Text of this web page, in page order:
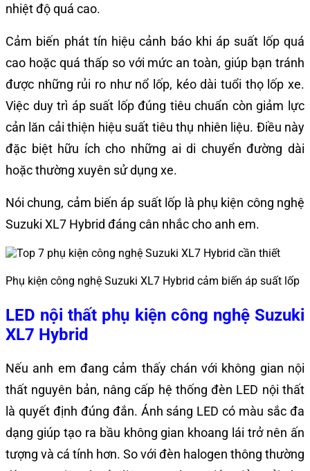
nhiệt độ quá cao.
Cảm biến phát tín hiệu cảnh báo khi áp suất lốp quá
cao hoặc quá thấp so với mức an toàn, giúp bạn tránh
được những rủi ro như nổ lốp, kéo dài tuổi thọ lốp xe.
Việc duy trì áp suất lốp đúng tiêu chuẩn còn giảm lực
cản lăn cải thiện hiệu suất tiêu thụ nhiên liệu. Điều này
đặc biệt hữu ích cho những ai di chuyển đường dài
hoặc thường xuyên sử dụng xe.
Nói chung, cảm biến áp suất lốp là phụ kiện công nghệ
Suzuki XL7 Hybrid đáng cân nhắc cho anh em.
Phụ kiện công nghệ Suzuki XL7 Hybrid cảm biến áp suất lốp
LED nội thất phụ kiện công nghệ Suzuki
XL7 Hybrid
Nếu anh em đang cảm thấy chán với không gian nội
thất nguyên bản, nâng cấp hệ thống đèn LED nội thất
là quyết định đúng đắn. Ánh sáng LED có màu sắc đa
dạng giúp tạo ra bầu không gian khoang lái trở nên ấn
tượng và cá tính hơn. So với đèn halogen thông thường